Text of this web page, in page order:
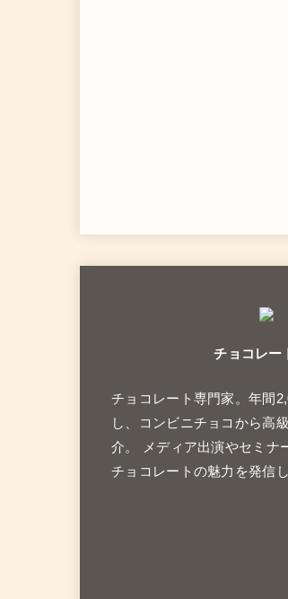
チョコレー
チョコレート専門家。年間
し、コンビニチョコから高
介。 メディア出演やセミナ
チョコレートの魅力を発信し